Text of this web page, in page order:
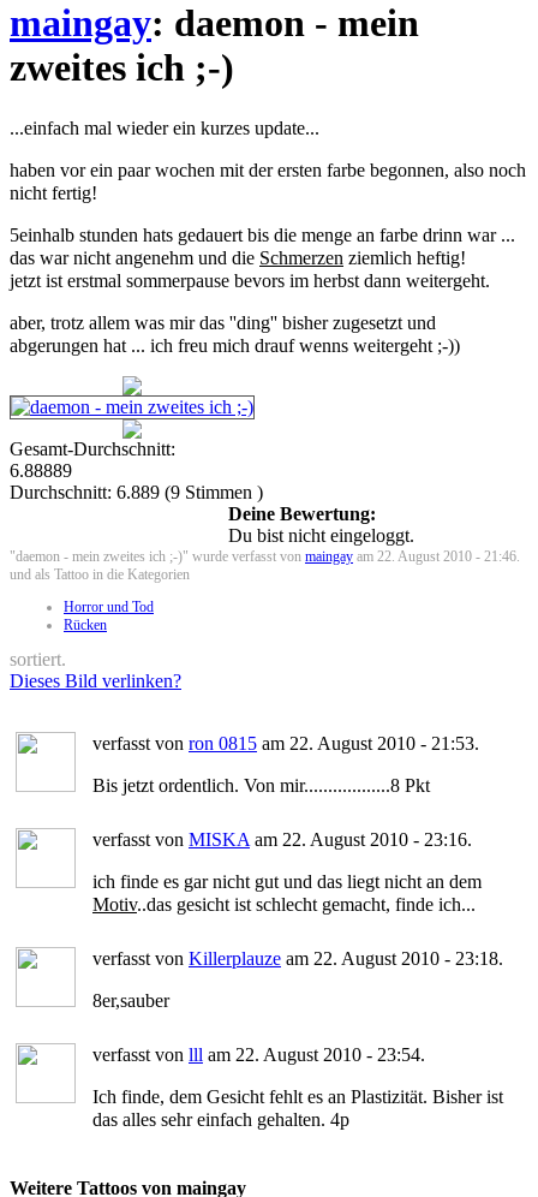
maingay: daemon - mein
zweites ich ;-)
...einfach mal wieder ein kurzes update...
haben vor ein paar wochen mit der ersten farbe begonnen, also noch
nicht fertig!
5einhalb stunden hats gedauert bis die menge an farbe drinn war ...
das war nicht angenehm und die Schmerzen ziemlich heftig!
jetzt ist erstmal sommerpause bevors im herbst dann weitergeht.
aber, trotz allem was mir das ''ding'' bisher zugesetzt und
abgerungen hat ... ich freu mich drauf wenns weitergeht ;-))
Gesamt-Durchschnitt:
6.88889
Durchschnitt: 6.889 (9 Stimmen )
Deine Bewertung:
Du bist nicht eingeloggt.
"daemon - mein zweites ich ;-)" wurde verfasst von maingay am 22. August 2010 - 21:46.
und als Tattoo in die Kategorien
Horror und Tod
Rücken
sortiert.
Dieses Bild verlinken?
verfasst von ron 0815 am 22. August 2010 - 21:53.
Bis jetzt ordentlich. Von mir..................8 Pkt
verfasst von MISKA am 22. August 2010 - 23:16.
ich finde es gar nicht gut und das liegt nicht an dem
Motiv..das gesicht ist schlecht gemacht, finde ich...
verfasst von Killerplauze am 22. August 2010 - 23:18.
8er,sauber
verfasst von lll am 22. August 2010 - 23:54.
Ich finde, dem Gesicht fehlt es an Plastizität. Bisher ist
das alles sehr einfach gehalten. 4p
Weitere Tattoos von maingay